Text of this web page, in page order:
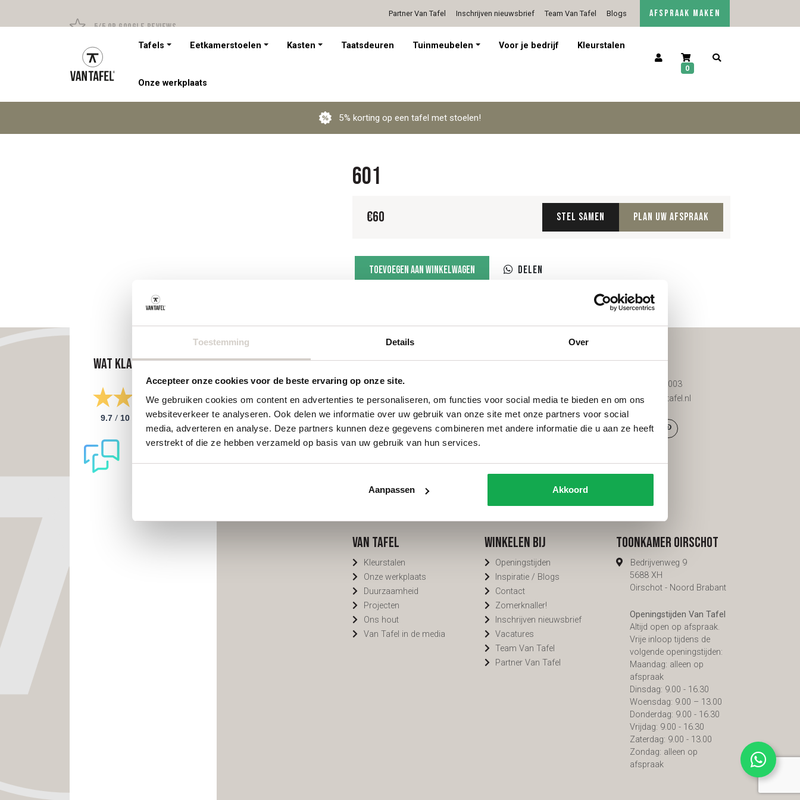
Toestemming Details Over
Accepteer onze cookies voor de beste ervaring op onze site.
We gebruiken cookies om content en advertenties te personaliseren, om functies voor social media te bieden en om ons
websiteverkeer te analyseren. Ook delen we informatie over uw gebruik van onze site met onze partners voor social
media, adverteren en analyse. Deze partners kunnen deze gegevens combineren met andere informatie die u aan ze heeft
verstrekt of die ze hebben verzameld op basis van uw gebruik van hun services.
Aanpassen Akkoord
5/5 op Google Reviews Persoonlijk advies op afspraak 5/5 op Google Reviews
Partner Van Tafel Inschrijven nieuwsbrief Team Van Tafel Blogs
Contact
AFSPRAAK MAKEN
Tafels Eetkamerstoelen Kasten Taatsdeuren Tuinmeubelen Voor je bedrijf Kleurstalen
Onze werkplaats
0
5% korting op een tafel met stoelen!
601
€60 Stel samen Plan uw afspraak
aantalToevoegen aan winkelwagen Delen
Wat klanten zeggen
9.7 / 10 298 reviews
Categorieën
Ovale tafels
Deens ovale tafels
Fins ovale tafels
Plat ovale tafels
Organische tafels
Boomstamtafels
Services
Onderhoud tuinmeubels
Bestellen
Betalen
Van Tafel
Kleurstalen
Onze werkplaats
Duurzaamheid
Projecten
Ons hout
Van Tafel in de media
Winkelen bij
Openingstijden
Inspiratie / Blogs
Contact
Zomerknaller!
Inschrijven nieuwsbrief
Vacatures
Team Van Tafel
Partner Van Tafel
Toonkamer Oirschot
Bedrijvenweg 9
5688 XH
Oirschot - Noord Brabant
Openingstijden Van Tafel
Altijd open op afspraak.
Vrije inloop tijdens de
volgende openingstijden:
Maandag: alleen op
afspraak
Dinsdag: 9.00 - 16.30
Woensdag: 9.00 – 13.00
Donderdag: 9.00 - 16.30
Vrijdag: 9.00 - 16.30
Zaterdag: 9.00 - 13.00
Zondag: alleen op
afspraak
Contact
085 200 8003
info@vantafel.nl